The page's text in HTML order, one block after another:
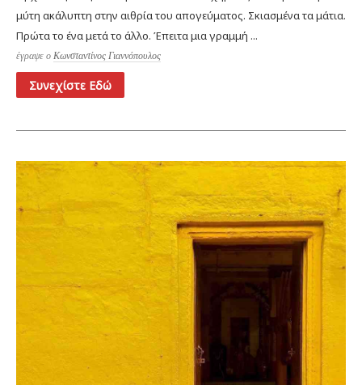
μύτη ακάλυπτη στην αιθρία του απογεύματος. Σκιασμένα τα μάτια.
Πρώτα το ένα μετά το άλλο. Έπειτα μια γραμμή ...
έγραψε ο Κωνσταντίνος Γιαννόπουλος
Συνεχίστε Εδώ